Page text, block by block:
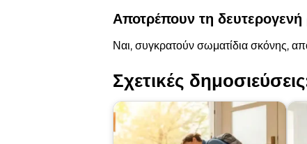
Αποτρέπουν τη
Ναι, συγκρατούν σωματίδια σκόνης,
Σχετικές